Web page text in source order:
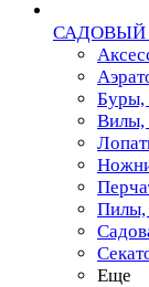
САДОВЫЙ
Буры,
Вилы,
Пилы,
Еще